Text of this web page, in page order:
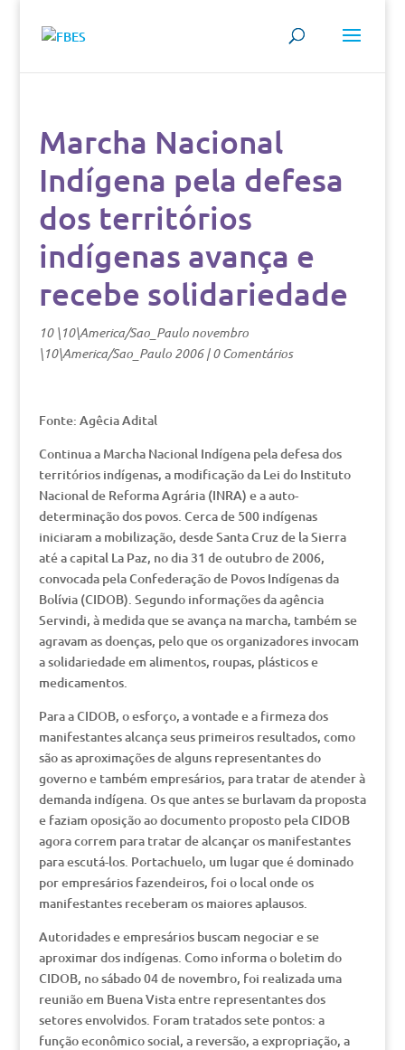
Marcha Nacional
Indígena pela defesa
dos territórios
indígenas avança e
recebe solidariedade
10 \10\America/Sao_Paulo novembro
\10\America/Sao_Paulo 2006|0 Comentários
Fonte: Agêcia Adital
Continua a Marcha Nacional Indígena pela defesa dos
territórios indígenas, a modificação da Lei do Instituto
Nacional de Reforma Agrária (INRA) e a auto-
determinação dos povos. Cerca de 500 indígenas
iniciaram a mobilização, desde Santa Cruz de la Sierra
até a capital La Paz, no dia 31 de outubro de 2006,
convocada pela Confederação de Povos Indígenas da
Bolívia (CIDOB). Segundo informações da agência
Servindi, à medida que se avança na marcha, também se
agravam as doenças, pelo que os organizadores invocam
a solidariedade em alimentos, roupas, plásticos e
medicamentos.
Para a CIDOB, o esforço, a vontade e a firmeza dos
manifestantes alcança seus primeiros resultados, como
são as aproximações de alguns representantes do
governo e também empresários, para tratar de atender à
demanda indígena. Os que antes se burlavam da proposta
e faziam oposição ao documento proposto pela CIDOB
agora correm para tratar de alcançar os manifestantes
para escutá-los. Portachuelo, um lugar que é dominado
por empresários fazendeiros, foi o local onde os
manifestantes receberam os maiores aplausos.
Autoridades e empresários buscam negociar e se
aproximar dos indígenas. Como informa o boletim do
CIDOB, no sábado 04 de novembro, foi realizada uma
reunião em Buena Vista entre representantes dos
setores envolvidos. Foram tratados sete pontos: a
função econômico social, a reversão, a expropriação, a